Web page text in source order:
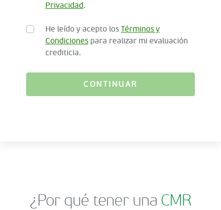
Privacidad.
He leído y acepto los Términos y
Condiciones para realizar mi evaluación
crediticia.
CONTINUAR
¿Por qué tener una CMR